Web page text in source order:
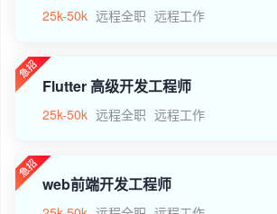
25k-50k 远程全职 远程工作
Flutter 高级开发工程师
25k-50k 远程全职 远程工作
web前端开发工程师